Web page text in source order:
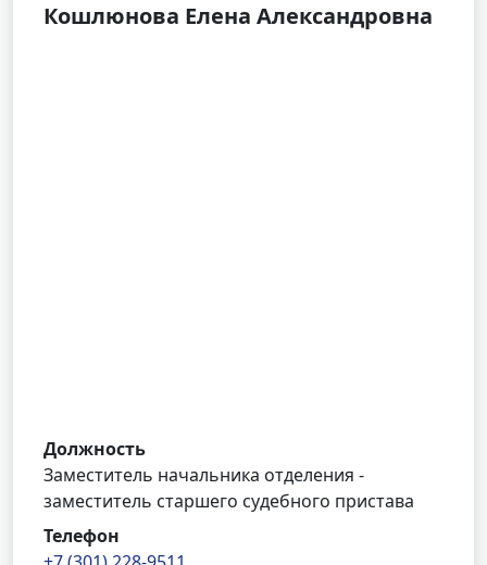
Кошлюнова Елена Александровна
Должность
Заместитель начальника отделения -
заместитель старшего судебного пристава
Телефон